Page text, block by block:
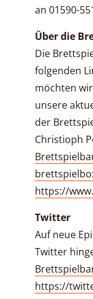
an 01590-
Über die
Die
folgenden
möchten
unsere
der
Christioph
https://
Twitter
Auf neue
Twitter
https://